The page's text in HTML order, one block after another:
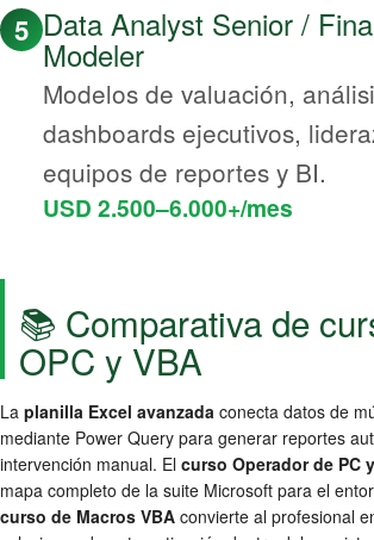
5 Data Analyst Senior /
Modeler
Modelos de valuación,
dashboards ejecutivos,
equipos de reportes y BI.
USD 2.500–6.000+/mes
📚 Comparativa de
OPC y VBA
La planilla Excel avanzada conecta datos de
mediante Power Query para generar reportes
intervención manual. El curso Operador de PC
mapa completo de la suite Microsoft para el
curso de Macros VBA convierte al profesional